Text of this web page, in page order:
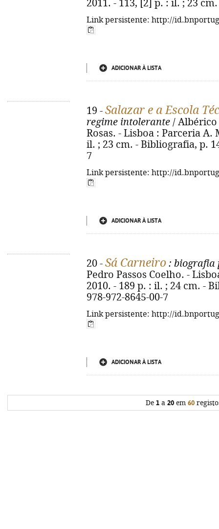
2011. - 113, [2] p. : il. ; 23
Link persistente: http://
ADICIONAR À LISTA
19 - Salazar e a Escola
regime intolerante / Albérico
Rosas. - Lisboa : Parceria A.
il. ; 23 cm. - Bibliografia, p.
7
Link persistente: http://
ADICIONAR À LISTA
20 - Sá Carneiro : biografia
Pedro Passos Coelho. -
2010. - 189 p. : il. ; 24 cm. -
978-972-8645-00-7
Link persistente: http://
ADICIONAR À LISTA
De 1a 20em 60